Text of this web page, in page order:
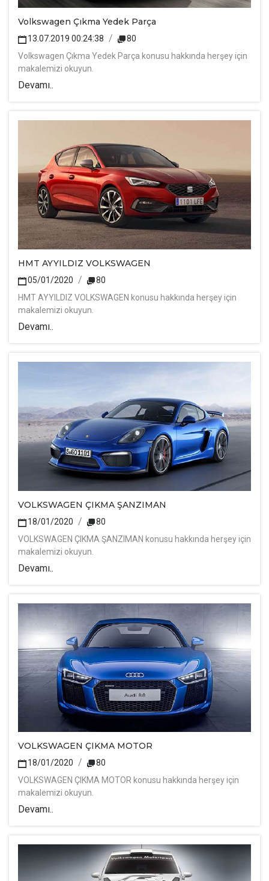
Volkswagen Çıkma Yedek Parça
13.07.2019 00:24:38
80
Volkswagen Çıkma Yedek Parça konusu hakkında herşey için
makalemizi okuyun.
Devamı..
HMT AYYILDIZ VOLKSWAGEN
05/01/2020
80
HMT AYYILDIZ VOLKSWAGEN konusu hakkında herşey için
makalemizi okuyun.
Devamı..
VOLKSWAGEN ÇIKMA ŞANZIMAN
18/01/2020
80
VOLKSWAGEN ÇIKMA ŞANZIMAN konusu hakkında herşey için
makalemizi okuyun.
Devamı..
VOLKSWAGEN ÇIKMA MOTOR
18/01/2020
80
VOLKSWAGEN ÇIKMA MOTOR konusu hakkında herşey için
makalemizi okuyun.
Devamı..